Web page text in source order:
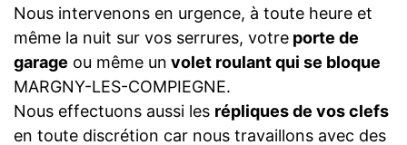
Nous intervenons en urgence, à toute heure et
même la nuit sur vos serrures, votre porte de
garage ou même un volet roulant qui se bloque
MARGNY-LES-COMPIEGNE.
Nous effectuons aussi les répliques de vos clefs
en toute discrétion car nous travaillons avec des